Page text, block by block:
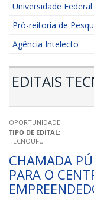
Universidade
Pró-reitoria de
Agência Intelecto
EDITAIS
OPORTUNIDADE
TIPO DE EDITAL:
TECNOUFU
CHAMADA
PARA O